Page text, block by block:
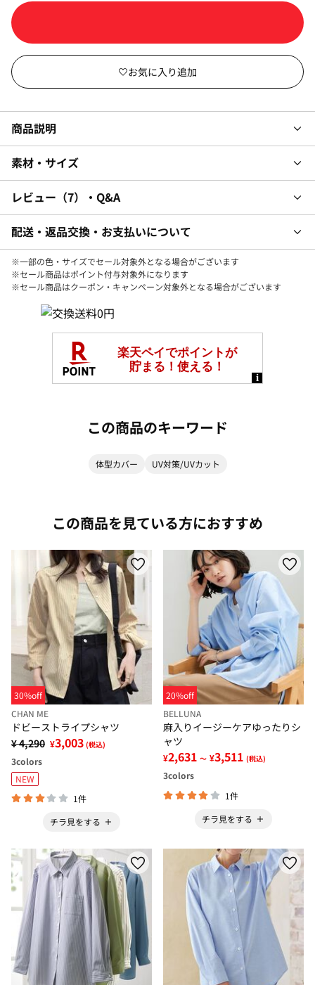
商品説明
素材・サイズ
レビュー 7 ・Q&A
配送・返品交換・お支払いについて
※一部の色・サイズでセール対象外となる場合がございます
※セール商品はポイント付与対象外になります
※セール商品はクーポン・キャンペーン対象外となる場合がございます
この商品のキーワード
体型カバー UV対策/UVカット
この商品を見ている方におすすめ
30%off
CHAN ME
ドビーストライプシャツ
¥ 4,290 ¥3,003 (税込)
3colors
NEW
1件
チラ見をする
20%off
BELLUNA
麻入りイージーケアゆったりシ
ャツ
¥2,631 ～ ¥3,511 (税込)
3colors
1件
チラ見をする